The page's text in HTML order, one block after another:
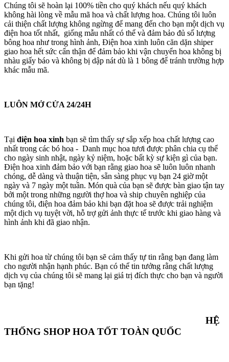
Chúng tôi sẽ hoàn lại 100% tiền cho quý khách nếu quý khách
không hài lòng về mẫu mã hoa và chất lượng hoa. Chúng tôi luôn
cải thiện chất lượng không ngừng để mang đến cho bạn một dịch vụ
điện hoa tốt nhất, giống mẫu nhất có thể và đảm bảo đủ số lượng
bông hoa như trong hình ảnh, Điện hoa xinh luôn căn dặn shiper
giao hoa hết sức cẩn thận để đảm bảo khi vận chuyển hoa không bị
nhàu giấy báo và không bị dập nát dù là 1 bông để tránh trường hợp
khác mẫu mã.
LUÔN MỞ CỬA 24/24H
Tại điện hoa xinh bạn sẽ tìm thấy sự sắp xếp hoa chất lượng cao
nhất trong các bó hoa - Danh mục hoa tươi được phân chia cụ thể
cho ngày sinh nhật, ngày kỷ niệm, hoặc bất kỳ sự kiện gì của bạn.
Điện hoa xinh đảm bảo với bạn rằng giao hoa sẽ luôn luôn nhanh
chóng, dễ dàng và thuận tiện, sẵn sàng phục vụ bạn 24 giờ một
ngày và 7 ngày một tuần. Món quà của bạn sẽ được bàn giao tận tay
bởi một trong những người thợ hoa và ship chuyên nghiệp của
chúng tôi, điện hoa đảm bảo khi bạn đặt hoa sẽ được trải nghiệm
một dịch vụ tuyệt vời, hỗ trợ gửi ảnh thực tế trước khi giao hàng và
hình ảnh khi đã giao nhận.
Khi gửi hoa từ chúng tôi bạn sẽ cảm thấy tự tin rằng bạn đang làm
cho người nhận hạnh phúc. Bạn có thể tin tưởng rằng chất lượng
dịch vụ của chúng tôi sẽ mang lại giá trị đích thực cho bạn và người
bạn tặng!
HỆ
THỐNG SHOP HOA TỐT TOÀN QUỐC